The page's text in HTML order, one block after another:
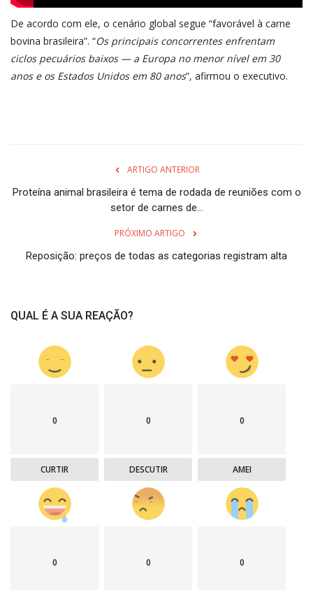
De acordo com ele, o cenário global segue “favorável à carne
bovina brasileira”. “Os principais concorrentes enfrentam
ciclos pecuários baixos — a Europa no menor nível em 30
anos e os Estados Unidos em 80 anos”, afirmou o executivo.
ARTIGO ANTERIOR
Proteína animal brasileira é tema de rodada de reuniões com o
setor de carnes de...
PRÓXIMO ARTIGO
Reposição: preços de todas as categorias registram alta
QUAL É A SUA REAÇÃO?
0
CURTIR
0
DESCUTIR
0
AMEI
0 0 0